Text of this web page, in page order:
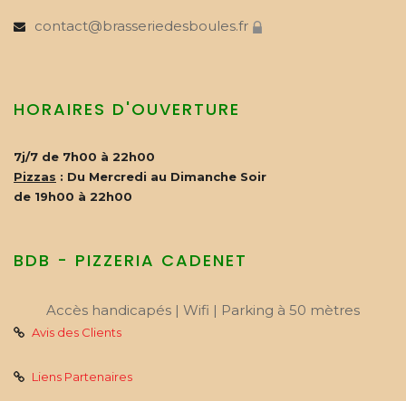
contact@brasseriedesboules.fr
HORAIRES D'OUVERTURE
7j/7 de 7h00 à 22h00
Pizzas : Du Mercredi au Dimanche Soir
de 19h00 à 22h00
BDB - PIZZERIA CADENET
Accès handicapés | Wifi | Parking à 50 mètres
Avis des Clients
Liens Partenaires